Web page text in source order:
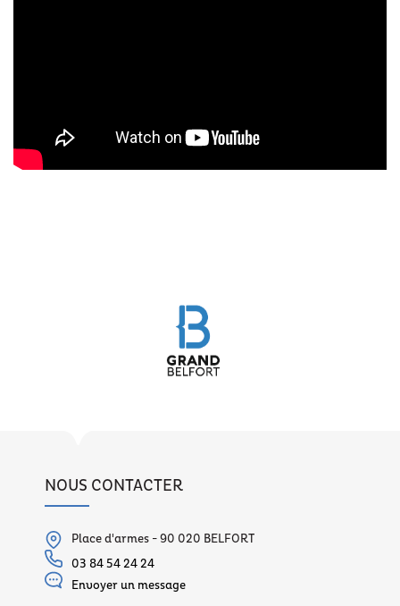
NOUS CONTACTER
Place d'armes - 90 020 BELFORT
03 84 54 24 24
Envoyer un message